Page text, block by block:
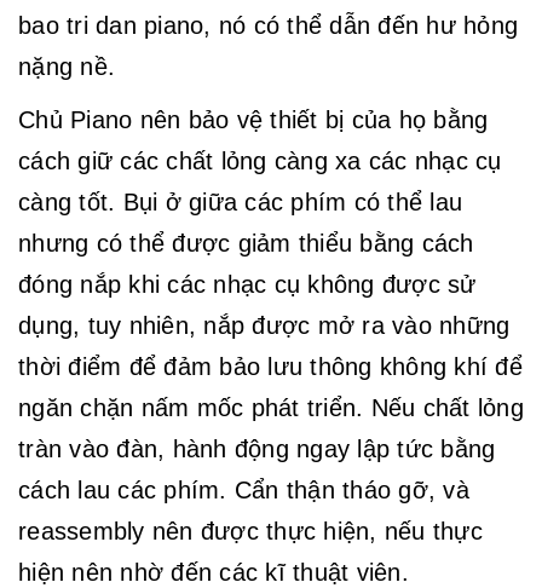
bao tri dan piano, nó có thể dẫn đến hư hỏng
nặng nề.
Chủ Piano nên bảo vệ thiết bị của họ bằng
cách giữ các chất lỏng càng xa các nhạc cụ
càng tốt. Bụi ở giữa các phím có thể lau
nhưng có thể được giảm thiểu bằng cách
đóng nắp khi các nhạc cụ không được sử
dụng, tuy nhiên, nắp được mở ra vào những
thời điểm để đảm bảo lưu thông không khí để
ngăn chặn nấm mốc phát triển. Nếu chất lỏng
tràn vào đàn, hành động ngay lập tức bằng
cách lau các phím. Cẩn thận tháo gỡ, và
reassembly nên được thực hiện, nếu thực
hiện nên nhờ đến các kĩ thuật viên.